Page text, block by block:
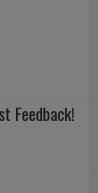
Feedback!